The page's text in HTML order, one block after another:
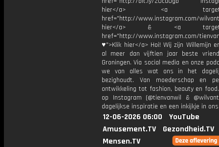
hier</a> <a
href="http://www.instagram.com/
hier</a> & <a
href="http://www.instagram.com/
♥">Klik hier</a> Hoi! Wij zijn Willemijn
al meer dan vijftien jaar beste
Groningen. Via social media en onze
we van alles wat ons in het
bezighoudt. Van moederschap en
ontwikkeling tot fashion, beauty en
op Instagram (@tienvanwil &
dagelijkse inspiratie en een inkijkje in
12-06-2026 06:00
YouTube
Amusement.TV
Gezondheid.TV
Mensen.TV